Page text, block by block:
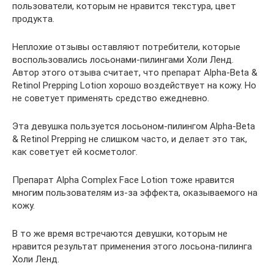
пользователи, которым не нравится текстура, цвет
продукта.
Неплохие отзывы оставляют потребители, которые
воспользовались лосьонами-пилингами Холи Ленд.
Автор этого отзыва считает, что препарат Alpha-Beta &
Retinol Prepping Lotion хорошо воздействует на кожу. Но
не советует применять средство ежедневно.
Эта девушка пользуется лосьоном-пилингом Alpha-Beta
& Retinol Prepping не слишком часто, и делает это так,
как советует ей косметолог.
Препарат Alpha Complex Face Lotion тоже нравится
многим пользователям из-за эффекта, оказываемого на
кожу.
В то же время встречаются девушки, которым не
нравится результат применения этого лосьона-пилинга
Холи Ленд.